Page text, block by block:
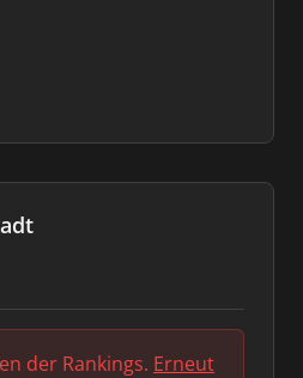
der Rankings. Erneut